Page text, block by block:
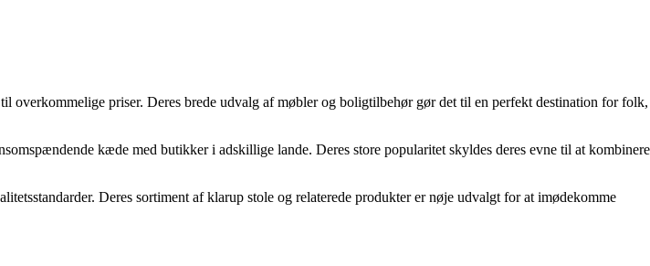
priser. Deres brede udvalg af møbler og boligtilbehør gør det til en perfekt destination for folk,
kæde med butikker i adskillige lande. Deres store popularitet skyldes deres evne til at kombinere
Deres sortiment af klarup stole og relaterede produkter er nøje udvalgt for at imødekomme